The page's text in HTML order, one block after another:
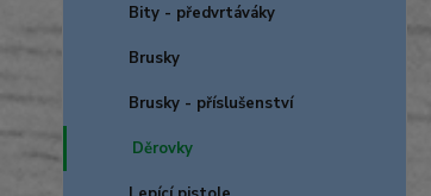
Bity - předvrtáváky
Brusky
Brusky - příslušenství
Děrovky